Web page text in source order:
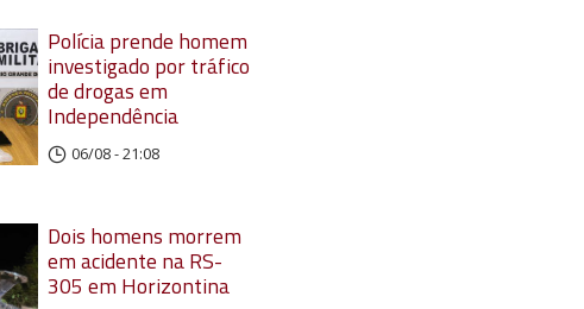
Polícia prende homem
investigado por tráfico
de drogas em
Independência
06/08 - 21:08
Dois homens morrem
em acidente na RS-
305 em Horizontina